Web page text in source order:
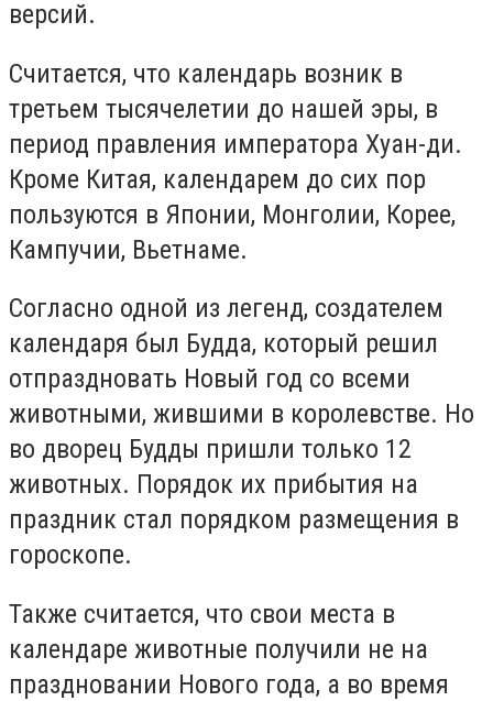
версий.
Считается, что календарь возник в
третьем тысячелетии до нашей эры, в
период правления императора Хуан-ди.
Кроме Китая, календарем до сих пор
пользуются в Японии, Монголии, Корее,
Кампучии, Вьетнаме.
Согласно одной из легенд, создателем
календаря был Будда, который решил
отпраздновать Новый год со всеми
животными, жившими в королевстве. Но
во дворец Будды пришли только 12
животных. Порядок их прибытия на
праздник стал порядком размещения в
гороскопе.
Также считается, что свои места в
календаре животные получили не на
праздновании Нового года, а во время